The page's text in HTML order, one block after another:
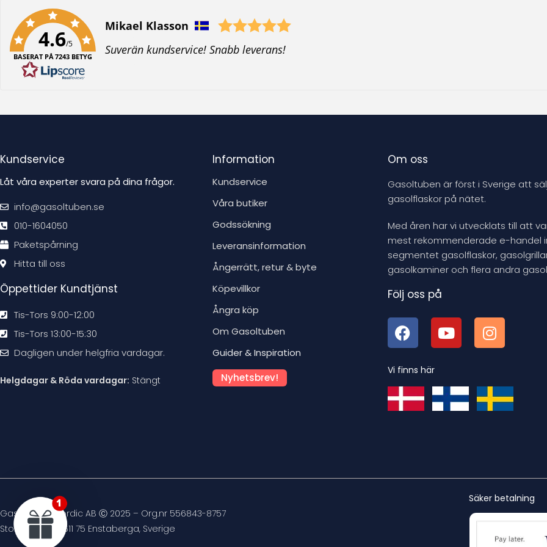
4.6/5
BASERAT PÅ 7243 BETYG
Författare:
Mikael Klasson
T
Suverän kundservice! Snabb leverans!
Kundservice
Låt våra experter svara på dina frågor.
info@gasoltuben.se
010-1604050
Paketspårning
Hitta till oss
Öppettider Kundtjänst
Tis-Tors 9:00-12:00
Tis-Tors 13:00-15:30
Dagligen under helgfria vardagar.
Helgdagar & Röda vardagar: Stängt
Information
Kundservice
Våra butiker
Godssökning
Leveransinformation
Ångerrätt, retur & byte
Köpevillkor
Ångra köp
Om Gasoltuben
Guider & Inspiration
Nyhetsbrev!
Om oss
Gasoltuben är först i Sverige att
gasolflaskor på nätet.
Med åren har vi utvecklats till att
mest rekommenderade e-handel
segmentet gasolflaskor,
gasolkaminer och flera andra
Följ oss på
Vi finns här
Gasoltuben Nordic AB Ⓒ 2025 – Org.nr 556843-8757
Stockvägen 4, 611 75 Enstaberga, Sverige
Säker betalning